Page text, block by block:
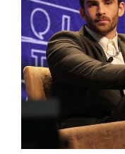
BLOGS
DEBAT
LÆSER
TIL
LÆSER
NAVNE